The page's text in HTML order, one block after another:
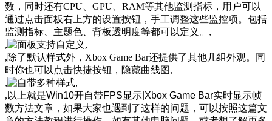
数，同时还有CPU、GPU、RAM等其他监测指标，用户可以
通过点击面板右上方的设置按钮，手工调整这些监控项。包括
监测指标、主题色、背板透明度等都可以定义。,
,
,
,除了默认样式外，Xbox Game Bar还提供了其他几组外观。同
时你也可以点击快捷按钮，隐藏曲线图,
,
,
, 以上就是Win10开自带FPS显示|Xbox Game Bar实时显示帧
数方法文章，如果大家也遇到了这样的问题，可以按照这篇文